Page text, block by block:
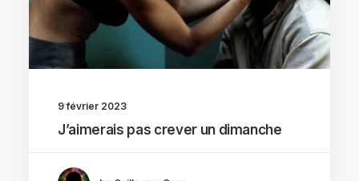
9 février 2023
J’aimerais pas crever un dimanche